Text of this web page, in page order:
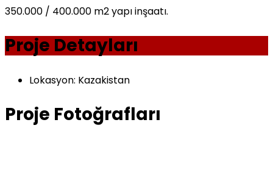
350.000 / 400.000 m2 yapı inşaatı.
Proje Detayları
Lokasyon: Kazakistan
Proje Fotoğrafları